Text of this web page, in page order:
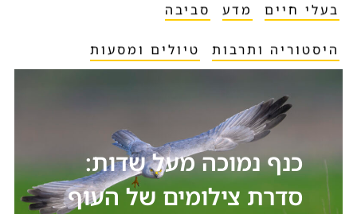
בעלי חיים מדע סביבה
היסטוריה ותרבות טיולים ומסעות
כנף נמוכה מעל שדות:
סדרת צילומים של העוף